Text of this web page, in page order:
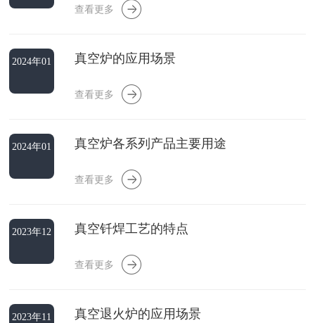
查看更多
2024年01
真空炉的应用场景
查看更多
2024年01
真空炉各系列产品主要用途
查看更多
2023年12
真空钎焊工艺的特点
查看更多
2023年11
真空退火炉的应用场景